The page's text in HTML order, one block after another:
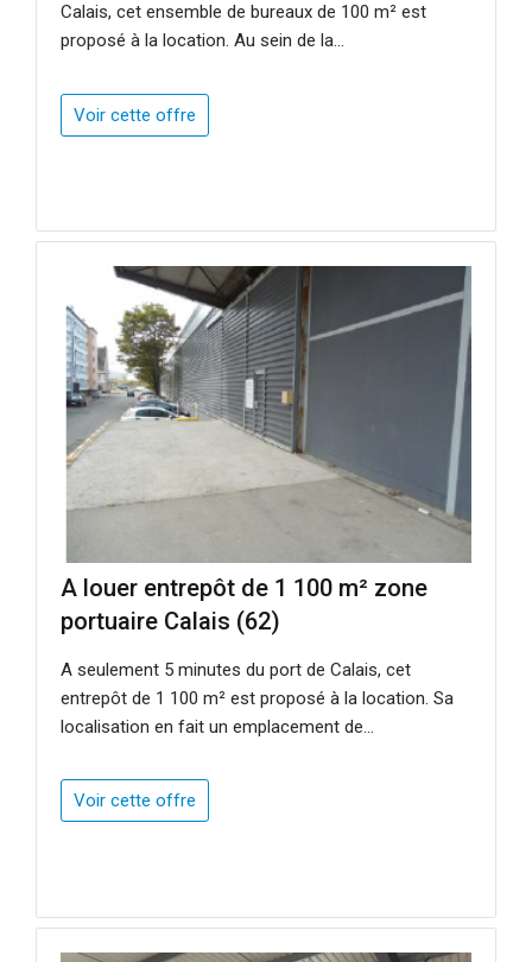
Calais, cet ensemble de bureaux de 100 m² est
proposé à la location. Au sein de la...
Voir cette offre
A louer entrepôt de 1 100 m² zone
portuaire Calais (62)
A seulement 5 minutes du port de Calais, cet
entrepôt de 1 100 m² est proposé à la location. Sa
localisation en fait un emplacement de...
Voir cette offre